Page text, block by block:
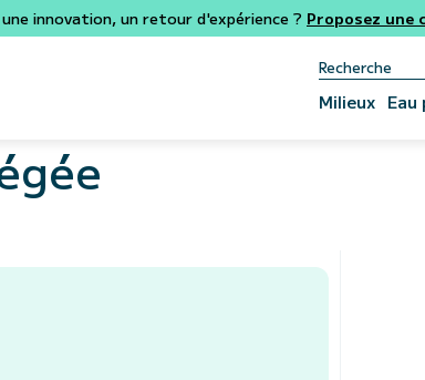
innovation, un retour d'expérience ? Proposez une
Milieux Eau